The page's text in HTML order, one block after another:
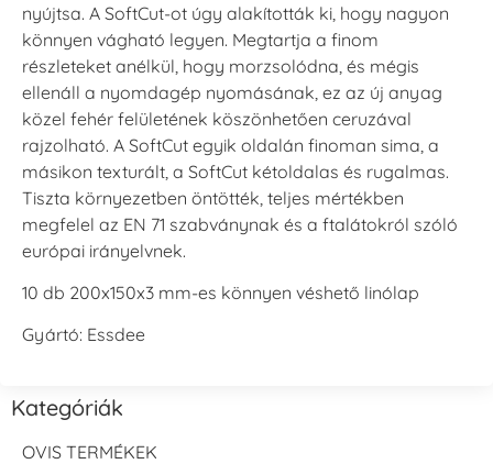
nyújtsa. A SoftCut-ot úgy alakították ki, hogy nagyon
könnyen vágható legyen. Megtartja a finom
részleteket anélkül, hogy morzsolódna, és mégis
ellenáll a nyomdagép nyomásának, ez az új anyag
közel fehér felületének köszönhetően ceruzával
rajzolható. A SoftCut egyik oldalán finoman sima, a
másikon texturált, a SoftCut kétoldalas és rugalmas.
Tiszta környezetben öntötték, teljes mértékben
megfelel az EN 71 szabványnak és a ftalátokról szóló
európai irányelvnek.
10 db 200x150x3 mm-es könnyen véshető linólap
Gyártó: Essdee
Kategóriák
OVIS TERMÉKEK